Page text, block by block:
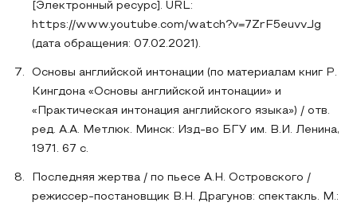
[Электронный ресурс]. URL:
https://www.youtube.com/watch?v=7ZrF5euvvJg
(дата обращения: 07.02.2021).
Основы английской интонации (по материалам книг Р.
Кингдона «Основы английской интонации» и
«Практическая интонация английского языка») / отв.
ред. А.А. Метлюк. Минск: Изд-во БГУ им. В.И. Ленина,
1971. 67 с.
Последняя жертва / по пьесе А.Н. Островского /
режиссер-постановщик В.Н. Драгунов: спектакль. М.: